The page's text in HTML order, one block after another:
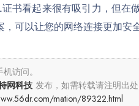
证书看起来很有吸引力，但
可以让您的网络连接更加安
访问。
网科技 发布，如需转载请注明出处
mation/89322.html